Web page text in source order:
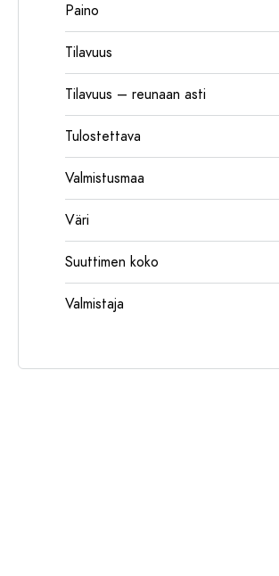
Paino
Tilavuus
Tilavuus – reunaan asti
Tulostettava
Valmistusmaa
Väri
Suuttimen koko
Valmistaja